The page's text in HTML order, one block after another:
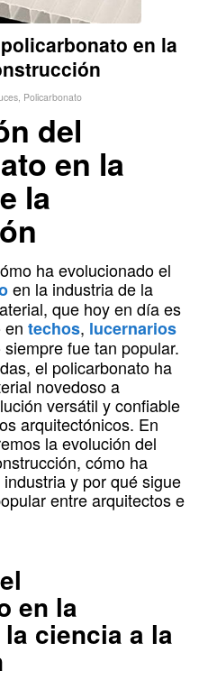
en la
, Policarbonato
del
en la
la
ha evolucionado el
en la industria de la
que hoy en día es
en techos, lucernarios
siempre fue tan popular.
el policarbonato ha
novedoso a
versátil y confiable
arquitectónicos. En
la evolución del
cómo ha
y por qué sigue
entre arquitectos e
en la
ciencia a la